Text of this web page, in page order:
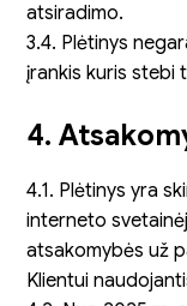
atsiradimo.
3.4. Plėtinys
įrankis kuris stebi
4.
4.1. Plėtinys yra
interneto
atsakomybės už
Klientui